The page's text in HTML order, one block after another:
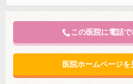
この医院に電話
医院ホームページを